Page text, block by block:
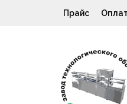
Прайс